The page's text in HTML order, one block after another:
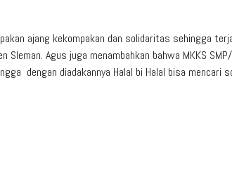
ajang kekompakan dan solidaritas sehingga
Agus juga menambahkan bahwa MKKS
dengan diadakannya Halal bi Halal bisa mencari